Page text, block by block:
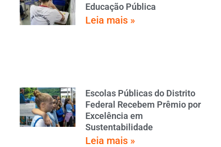
Educação Pública
Leia mais »
Escolas Públicas do Distrito
Federal Recebem Prêmio por
Excelência em
Sustentabilidade
Leia mais »